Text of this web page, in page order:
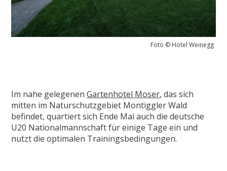
Foto © Hotel Weinegg
Im nahe gelegenenGartenhotel Moser, das sich
mitten im Naturschutzgebiet Montiggler Wald
befindet, quartiert sich Ende Mai auch die deutsche
U20 Nationalmannschaft für einige Tage ein und
nutzt die optimalen Trainingsbedingungen.